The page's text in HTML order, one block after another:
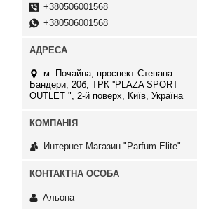
+380506001568
+380506001568
м. Почайна, проспект Степана
Бандери, 20б, ТРК ''PLAZA SPORT
OUTLET ", 2-й поверх, Київ, Україна
Интернет-Магазин "Parfum Elite"
Альона